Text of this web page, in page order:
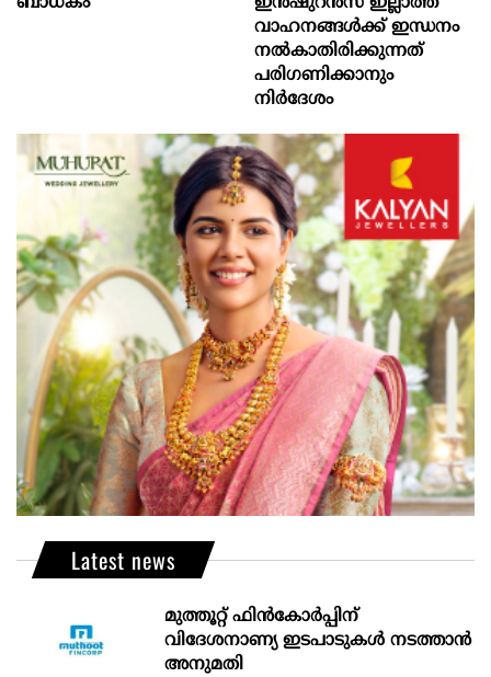
വാഹനങ്ങൾക്ക് ഇന്ധനം
നൽകാതിരിക്കുന്നത്
പരിഗണിക്കാനും
നിർദേശം
Latest news
മുത്തൂറ്റ് ഫിൻകോർപ്പിന്
വിദേശനാണ്യ ഇടപാടുകൾ നടത്താൻ
അനുമതി